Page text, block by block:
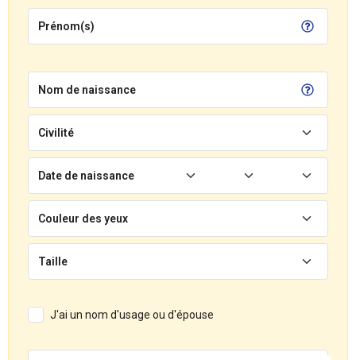
Prénom(s)
Nom de naissance
Civilité
Date de naissance
Couleur des yeux
Taille
J'ai un nom d'usage ou d'épouse